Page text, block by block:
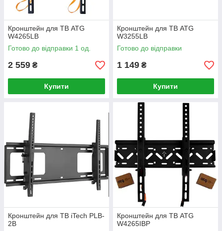
Кронштейн для ТВ ATG
W4265LB
Готово до відправки 1 од.
2 559 ₴
Купити
Кронштейн для ТВ ATG
W3255LB
Готово до відправки
1 149 ₴
Купити
Кронштейн для ТВ iTech PLB-
2B
Кронштейн для ТВ ATG
W4265IBP